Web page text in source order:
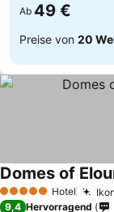
Ab 49 €
Preise von 20
5 Sterne Hotel
Domes of
9,4 Hervorragend